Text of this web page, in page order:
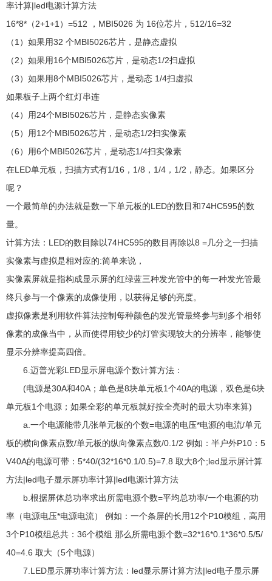
率计算|led电源计算方法
16*8*（2+1+1）=512 ，MBI5026 为 16位芯片，512/16=32
（1）如果用32 个MBI5026芯片，是静态虚拟
（2）如果用16个MBI5026芯片，是动态1/2扫虚拟
（3）如果用8个MBI5026芯片，是动态 1/4扫虚拟
如果板子上两个红灯串连
（4）用24个MBI5026芯片，是静态实像素
（5）用12个MBI5026芯片，是动态1/2扫实像素
（6）用6个MBI5026芯片，是动态1/4扫实像素
在LED单元板，扫描方式有1/16，1/8，1/4，1/2，静态。如果区分
呢？
一个最简单的办法就是数一下单元板的LED的数目和74HC595的数
量。
计算方法：LED的数目除以74HC595的数目再除以8 =几分之一扫描
实像素与虚拟是相对应的:简单来说，
实像素屏就是指构成显示屏的红绿蓝三种发光管中的每一种发光管最
终只参与一个像素的成像使用，以获得足够的亮度。
虚拟像素是利用软件算法控制每种颜色的发光管最终参与到多个相邻
像素的成像当中，从而使得用较少的灯管实现较大的分辨率，能够使
显示分辨率提高四倍。
6.迈普光彩LED显示屏电源个数计算方法：
(电源是30A和40A；单色是8块单元板1个40A的电源，双色是6块
单元板1个电源；如果全彩的单元板就好按全亮时的最大功率来算)
a.一个电源能带几张单元板的个数=电源的电压*电源的电流/单元
板的横向像素点数/单元板的纵向像素点数/0.1/2 例如：半户外P10：5
V40A的电源可带：5*40/(32*16*0.1/0.5)=7.8 取大8个;led显示屏计算
方法|led电子显示屏功率计算|led电源计算方法
b.根据屏体总功率求出所需电源个数=平均总功率/一个电源的功
率（电源电压*电源电流） 例如：一个条屏的长用12个P10模组，高用
3个P10模组总共：36个模组 那么所需电源个数=32*16*0.1*36*0.5/5/
40=4.6 取大（5个电源）
7.LED显示屏功率计算方法：led显示屏计算方法|led电子显示屏